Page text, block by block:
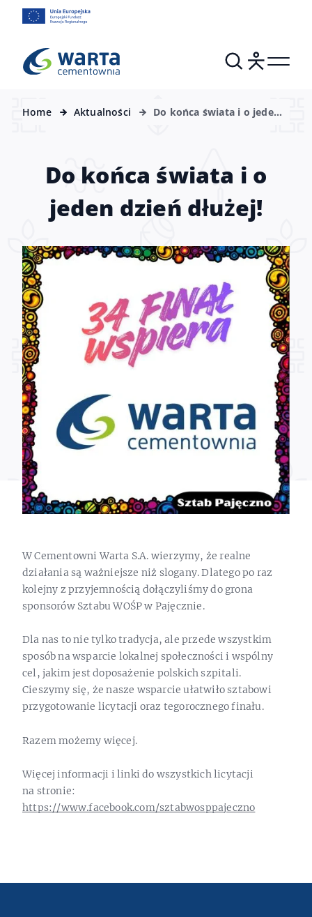
Home Aktualności
Do końca świata i o jeden
Do końca świata i o
jeden dzień dłużej!
W Cementowni Warta S.A. wierzymy, że realne
działania są ważniejsze niż slogany. Dlatego po raz
kolejny z przyjemnością dołączyliśmy do grona
sponsorów Sztabu WOŚP w Pajęcznie.
Dla nas to nie tylko tradycja, ale przede wszystkim
sposób na wsparcie lokalnej społeczności i wspólny
cel, jakim jest doposażenie polskich szpitali.
Cieszymy się, że nasze wsparcie ułatwiło sztabowi
przygotowanie licytacji oraz tegorocznego finału.
Razem możemy więcej.
Więcej informacji i linki do wszystkich licytacji
na stronie:
https://www.facebook.com/sztabwosppajeczno